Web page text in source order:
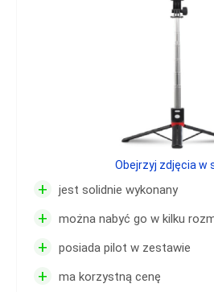
+ jest solidnie wykonany
+ można nabyć go w kilku
+ posiada pilot w zestawie
+ ma korzystną cenę
Obejrzyj zdjęcia w